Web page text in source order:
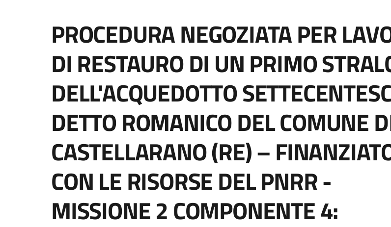
PROCEDURA NEGOZIATA PER
DI RESTAURO DI UN PRIMO
DELL'ACQUEDOTTO
DETTO ROMANICO DEL COMUNE
CASTELLARANO (RE) –
CON LE RISORSE DEL PNRR -
MISSIONE 2 COMPONENTE 4: